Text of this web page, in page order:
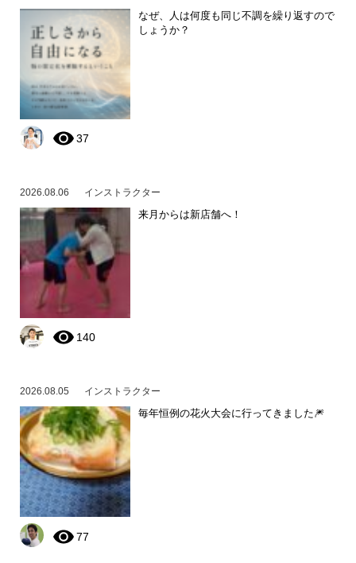
なぜ、人は何度も同じ不調を繰り返すので
しょうか？
37
2026.08.06 インストラクター
来月からは新店舗へ！
140
2026.08.05 インストラクター
毎年恒例の花火大会に行ってきました🎆
77